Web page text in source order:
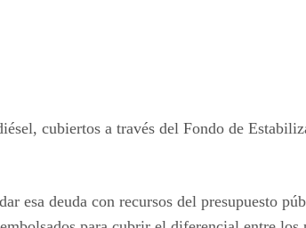
cubiertos a través del Fondo de
esa deuda con recursos del presupuesto